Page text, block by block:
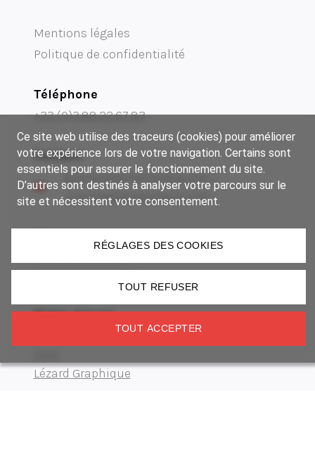
Mentions légales
Politique de confidentialité
Téléphone
+33 (0)3.88.22.67.83
Contact
contact@anamnesia.com |
s.sappa@anamnesia.com
67300 Schiltigheim
Notre groupe
Museum Manufactory
Lézard Graphique
Ce site web utilise des traceurs (cookies) pour améliorer
votre expérience lors de votre navigation. Certains sont
essentiels pour assurer le fonctionnement du site.
D’autres sont destinés à analyser votre parcours sur le
site et nécessitent votre consentement.
RÉGLAGES DES COOKIES
TOUT REFUSER
TOUT ACCEPTER